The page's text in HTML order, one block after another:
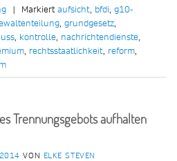
| Markiertaufsicht, bfdi, g10-
, grundgesetz,
, kontrolle, nachrichtendienste,
, rechtsstaatlichkeit, reform,
Trennungsgebots aufhalten
VON ELKE STEVEN